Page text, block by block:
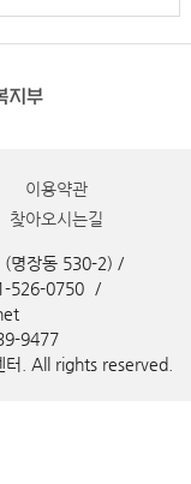
이용약관
찾아오시는길
(명장동 530-2) /
526-0750
/
9477
터. All rights reserved.